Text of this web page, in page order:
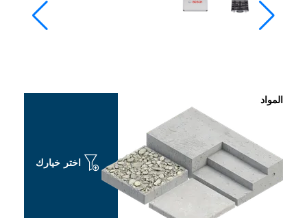
المواد
اختر خيارك